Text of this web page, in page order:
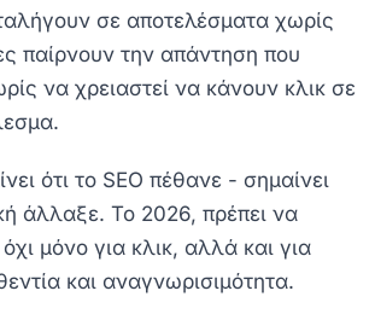
σε αποτελέσματα χωρίς
παίρνουν την απάντηση που
να χρειαστεί να κάνουν κλικ σε
ότι το SEO πέθανε - σημαίνει
άλλαξε. Το 2026, πρέπει να
όχι μόνο για κλικ, αλλά και για
και αναγνωρισιμότητα.